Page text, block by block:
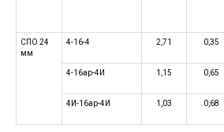
СПО 24
мм
4-16-4 2,71 0,35
4-16ар-4И 1,15 0,65
4И-16ар-4И 1,03 0,68